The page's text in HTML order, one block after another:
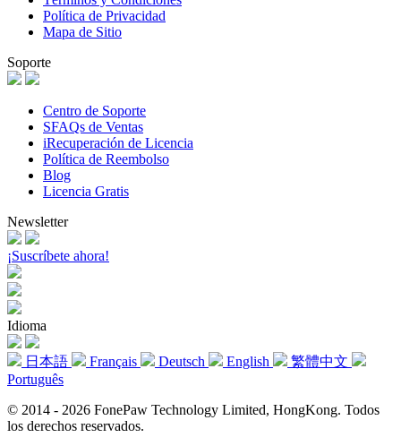
Política de Privacidad
Mapa de Sitio
Soporte
Centro de Soporte
SFAQs de Ventas
iRecuperación de Licencia
Política de Reembolso
Blog
Licencia Gratis
Newsletter
¡Suscríbete ahora!
Idioma
日本語 Français Deutsch English
繁體中文
Português
© 2014 - 2026 FonePaw Technology Limited, HongKong. Todos
los derechos reservados.